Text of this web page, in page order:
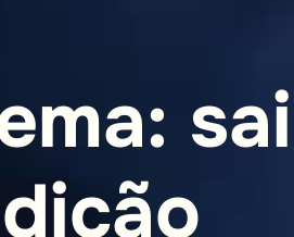
ma: sai
dição